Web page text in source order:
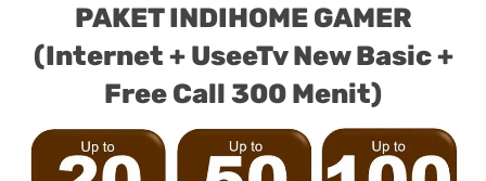
PAKET INDIHOME GAMER
(Internet + UseeTv New Basic +
Free Call 300 Menit)